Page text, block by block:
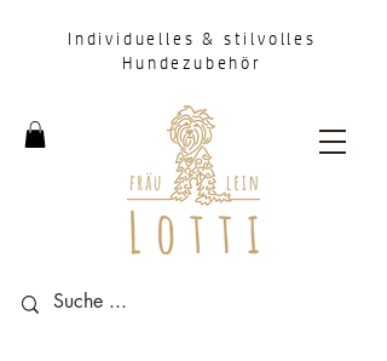
Individuelles & stilvolles
Hundezubehör